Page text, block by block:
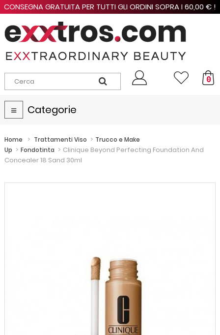
CONSEGNA GRATUITA PER TUTTI GLI ORDINI SOPRA I 60,00 € !
0
Navigazione
Toggle
Categorie
Home > Trattamenti Viso > Trucco e Make
Up > Fondotinta > Clinique Beyond Perfecting Foundation And
Concealer 18 Sand 30ml